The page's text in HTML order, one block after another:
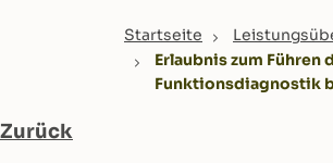
You are here:
Startseite
Erlaubnis zum
Funktionsdiagnostik
Zurück